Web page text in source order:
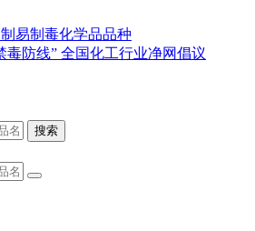
易制毒化学品品种
毒防线” 全国化工行业净网倡议
搜索